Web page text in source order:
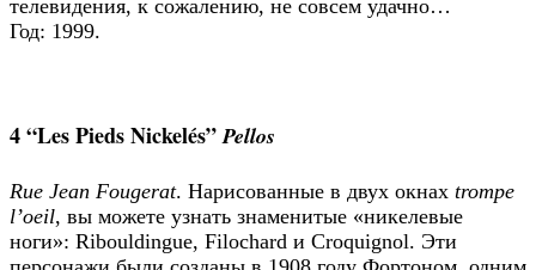
телевидения, к сожалению, не совсем удачно…
Год: 1999.
4 “Les Pieds Nickelés”Pellos
Rue Jean Fougerat. Нарисованные в двух окнах trompe
l’oeil, вы можете узнать знаменитые «никелевые
ноги»: Ribouldingue, Filochard и Croquignol. Эти